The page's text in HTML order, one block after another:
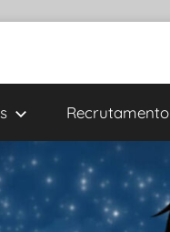
Recrutamento